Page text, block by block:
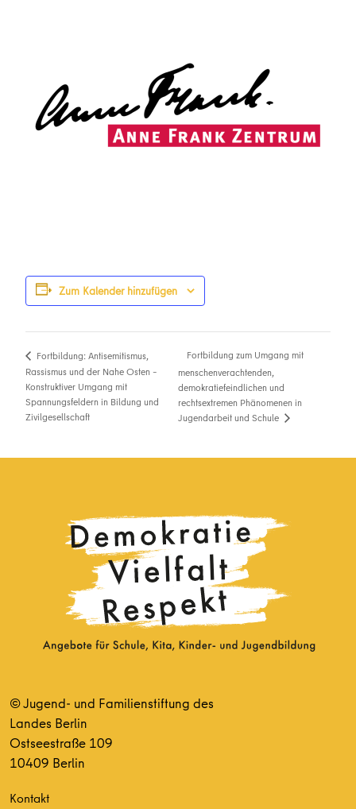
Zum Kalender hinzufügen
Fortbildung: Antisemitismus,
Rassismus und der Nahe Osten –
Konstruktiver Umgang mit
Spannungsfeldern in Bildung und
Zivilgesellschaft
Fortbildung zum Umgang mit
menschenverachtenden,
demokratiefeindlichen und
rechtsextremen Phänomenen in
Jugendarbeit und Schule
© Jugend- und Familienstiftung des
Landes Berlin
Ostseestraße 109
10409 Berlin
Kontakt